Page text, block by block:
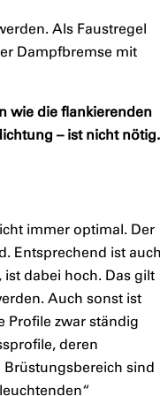
Als Faustregel
Dampfbremse mit
wie die flankierenden
– ist nicht nötig.
immer optimal. Der
Entsprechend ist
dabei hoch. Das gilt
Auch sonst ist
Profile zwar ständig
deren
sind